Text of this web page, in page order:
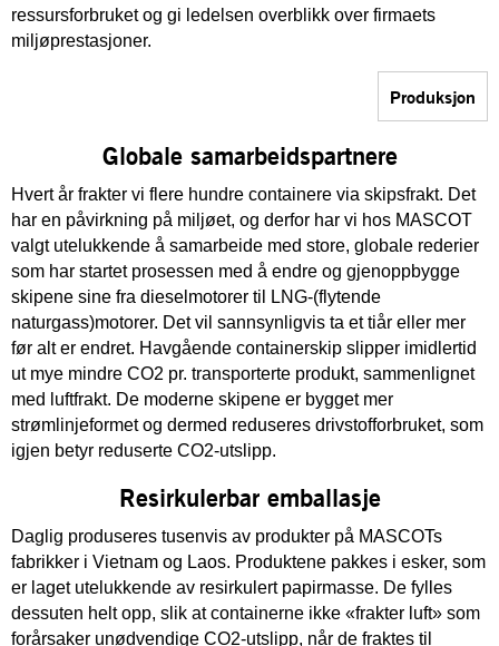
ressursforbruket og gi ledelsen overblikk over firmaets
miljøprestasjoner.
Produksjon
Globale samarbeidspartnere
Hvert år frakter vi flere hundre containere via skipsfrakt. Det
har en påvirkning på miljøet, og derfor har vi hos MASCOT
valgt utelukkende å samarbeide med store, globale rederier
som har startet prosessen med å endre og gjenoppbygge
skipene sine fra dieselmotorer til LNG-(flytende
naturgass)motorer. Det vil sannsynligvis ta et tiår eller mer
før alt er endret. Havgående containerskip slipper imidlertid
ut mye mindre CO2 pr. transporterte produkt, sammenlignet
med luftfrakt. De moderne skipene er bygget mer
strømlinjeformet og dermed reduseres drivstofforbruket, som
igjen betyr reduserte CO2-utslipp.
Resirkulerbar emballasje
Daglig produseres tusenvis av produkter på MASCOTs
fabrikker i Vietnam og Laos. Produktene pakkes i esker, som
er laget utelukkende av resirkulert papirmasse. De fylles
dessuten helt opp, slik at containerne ikke «frakter luft» som
forårsaker unødvendige CO2-utslipp, når de fraktes til